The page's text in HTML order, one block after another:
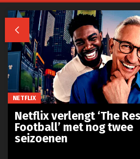

NETFLIX
Netflix verlengt ‘The
Football’ met nog twee
seizoenen